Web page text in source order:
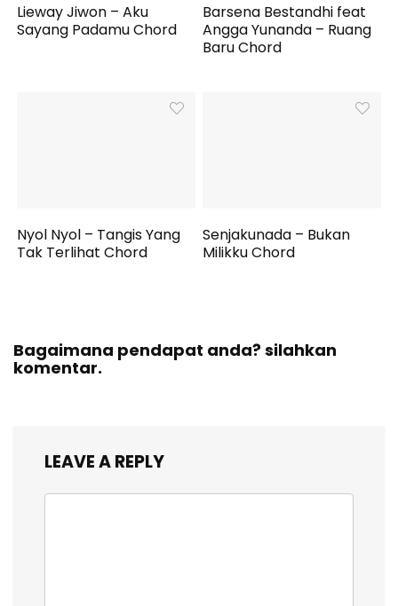
Lieway Jiwon – Aku
Sayang Padamu Chord
Barsena Bestandhi feat
Angga Yunanda – Ruang
Baru Chord
Nyol Nyol – Tangis Yang
Tak Terlihat Chord
Senjakunada – Bukan
Milikku Chord
Bagaimana pendapat anda? silahkan
komentar.
LEAVE A REPLY